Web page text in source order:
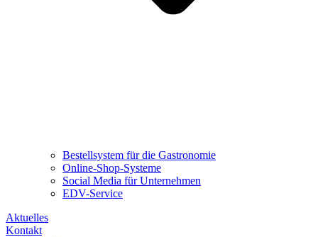
Bestellsystem für die Gastronomie
Online-Shop-Systeme
Social Media für Unternehmen
EDV-Service
Aktuelles
Kontakt